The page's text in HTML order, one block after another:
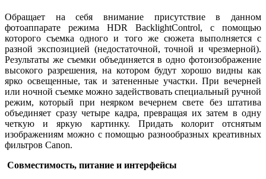
Обращает на себя внимание присутствие в данном
фотоаппарате режима HDR BacklightControl, с помощью
которого съемка одного и того же сюжета выполняется с
разной экспозицией (недостаточной, точной и чрезмерной).
Результаты же съемки объединяется в одно фотоизображение
высокого разрешения, на котором будут хорошо видны как
ярко освещенные, так и затененные участки. При вечерней
или ночной съемке можно задействовать специальный ручной
режим, который при неярком вечернем свете без штатива
объединяет сразу четыре кадра, превращая их затем в одну
четкую и яркую картинку. Придать колорит отснятым
изображениям можно с помощью разнообразных креативных
фильтров Canon.
Совместимость, питание и интерфейсы